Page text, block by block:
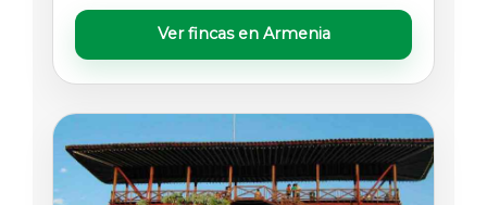
Ver fincas en Armenia